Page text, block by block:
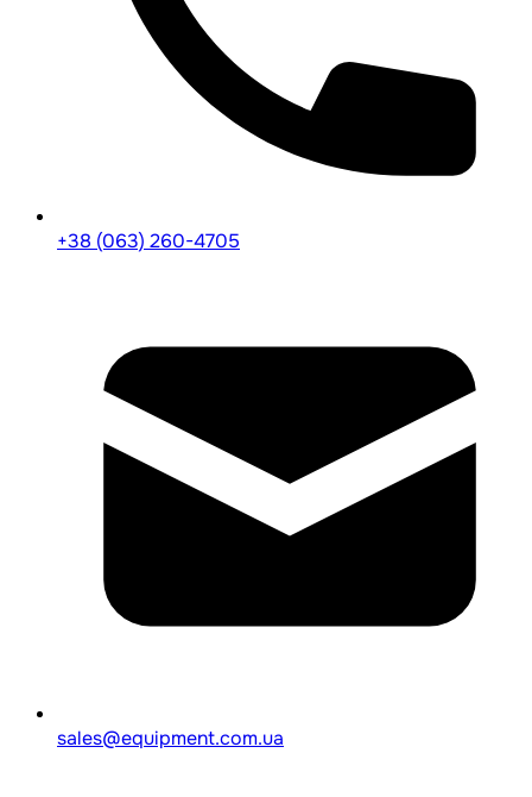
+38 (063) 260-4705
sales@equipment.com.ua